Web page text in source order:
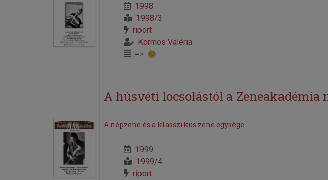
1998
1998/3
riport
Kormos Valéria
=>
A húsvéti locsolástól a Zeneakadémia
A népzene és a klasszikus zene egysége
1999
1999/4
riport